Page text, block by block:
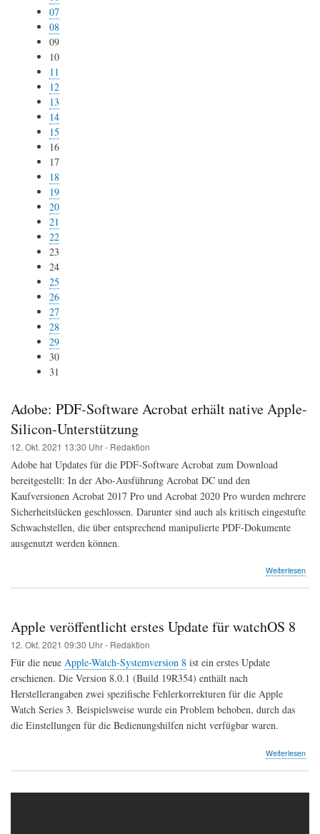
07
08
09
10
11
12
13
14
15
16
17
18
19
20
21
22
23
24
25
26
27
28
29
30
31
Adobe: PDF-Software Acrobat erhält native Apple-
Silicon-Unterstützung
12. Okt. 2021 13:30 Uhr - Redaktion
Adobe hat Updates für die PDF-Software Acrobat zum Download
bereitgestellt: In der Abo-Ausführung Acrobat DC und den
Kaufversionen Acrobat 2017 Pro und Acrobat 2020 Pro wurden mehrere
Sicherheitslücken geschlossen. Darunter sind auch als kritisch eingestufte
Schwachstellen, die über entsprechend manipulierte PDF-Dokumente
ausgenutzt werden können.
Weiterlesen
Apple veröffentlicht erstes Update für watchOS 8
12. Okt. 2021 09:30 Uhr - Redaktion
Für die neue Apple-Watch-Systemversion 8 ist ein erstes Update
erschienen. Die Version 8.0.1 (Build 19R354) enthält nach
Herstellerangaben zwei spezifische Fehlerkorrekturen für die Apple
Watch Series 3. Beispielsweise wurde ein Problem behoben, durch das
die Einstellungen für die Bedienungshilfen nicht verfügbar waren.
Weiterlesen